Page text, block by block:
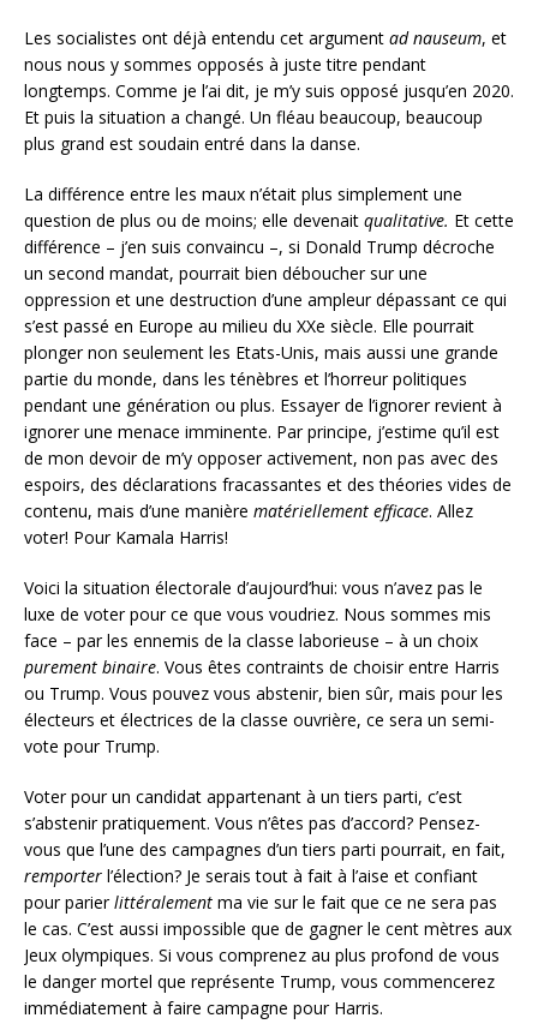
Les socialistes ont déjà entendu cet argument ad nauseum, et
nous nous y sommes opposés à juste titre pendant
longtemps. Comme je l’ai dit, je m’y suis opposé jusqu’en 2020.
Et puis la situation a changé. Un fléau beaucoup, beaucoup
plus grand est soudain entré dans la danse.
La différence entre les maux n’était plus simplement une
question de plus ou de moins; elle devenait qualitative. Et cette
différence – j’en suis convaincu –, si Donald Trump décroche
un second mandat, pourrait bien déboucher sur une
oppression et une destruction d’une ampleur dépassant ce qui
s’est passé en Europe au milieu du XXe siècle. Elle pourrait
plonger non seulement les Etats-Unis, mais aussi une grande
partie du monde, dans les ténèbres et l’horreur politiques
pendant une génération ou plus. Essayer de l’ignorer revient à
ignorer une menace imminente. Par principe, j’estime qu’il est
de mon devoir de m’y opposer activement, non pas avec des
espoirs, des déclarations fracassantes et des théories vides de
contenu, mais d’une manière matériellement efficace. Allez
voter! Pour Kamala Harris!
Voici la situation électorale d’aujourd’hui: vous n’avez pas le
luxe de voter pour ce que vous voudriez. Nous sommes mis
face – par les ennemis de la classe laborieuse – à un choix
purement binaire. Vous êtes contraints de choisir entre Harris
ou Trump. Vous pouvez vous abstenir, bien sûr, mais pour les
électeurs et électrices de la classe ouvrière, ce sera un semi-
vote pour Trump.
Voter pour un candidat appartenant à un tiers parti, c’est
s’abstenir pratiquement. Vous n’êtes pas d’accord? Pensez-
vous que l’une des campagnes d’un tiers parti pourrait, en fait,
remporter l’élection? Je serais tout à fait à l’aise et confiant
pour parierlittéralement ma vie sur le fait que ce ne sera pas
le cas. C’est aussi impossible que de gagner le cent mètres aux
Jeux olympiques. Si vous comprenez au plus profond de vous
le danger mortel que représente Trump, vous commencerez
immédiatement à faire campagne pour Harris.